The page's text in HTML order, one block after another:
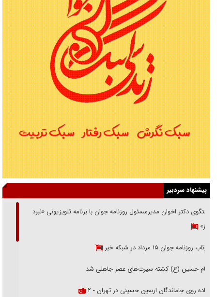
پیشنهاد سردبیر
گفتگوی دکتر اخوان مدیرمسئول روزنامه جوان با برنامه تلویزیونی «نبرد
هرمز»
بازتاب روزنامه جوان ۱۵ مرداد در شبکه خبر
امام حسین (ع) کشته سیرت‌های عصر جاهلی شد
پیاده روی جاماندگان اربعین حسینی در تهران - ۲